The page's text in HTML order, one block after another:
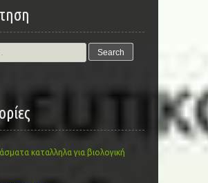
καταλληλα για βιολογική